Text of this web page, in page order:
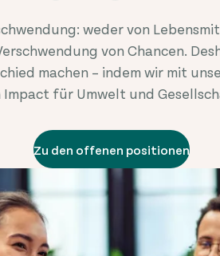
weder von
von Chancen.
machen – indem wir mit
für Umwelt und
Zu den offenen positionen